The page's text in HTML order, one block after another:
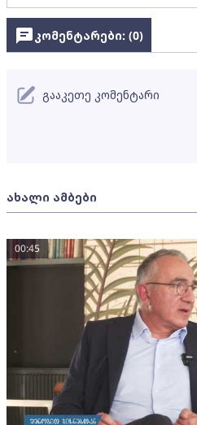
ახალი ამბები
00:45
კომენტარები: (0)
გააკეთე კომენტარი